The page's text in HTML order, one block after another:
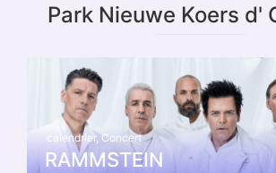
Park Nieuwe Koers d'
calendrier, Concert
RAMMSTEIN